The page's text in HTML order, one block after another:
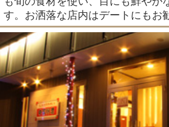
す。お洒落な店内はデートにもお